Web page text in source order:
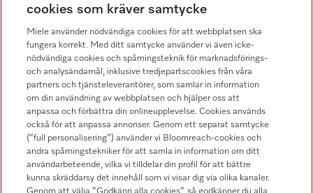
Miele på LinkedInMiele på FacebookMiele på Instagram
Miele på Youtube
cookies som kräver samtycke
Miele använder nödvändiga cookies för att webbplatsen ska
fungera korrekt. Med ditt samtycke använder vi även icke-
nödvändiga cookies och spårningsteknik för marknadsförings-
och analysändamål, inklusive tredjepartscookies från våra
partners och tjänsteleverantörer, som samlar in information
om din användning av webbplatsen och hjälper oss att
anpassa och förbättra din onlineupplevelse. Cookies används
också för att anpassa annonser. Genom ett separat samtycke
(“full personalisering”) använder vi Bloomreach-cookies och
andra spårningstekniker för att samla in information om ditt
användarbeteende, vilka vi tilldelar din profil för att bättre
kunna skräddarsy det innehåll som vi visar dig via olika kanaler.